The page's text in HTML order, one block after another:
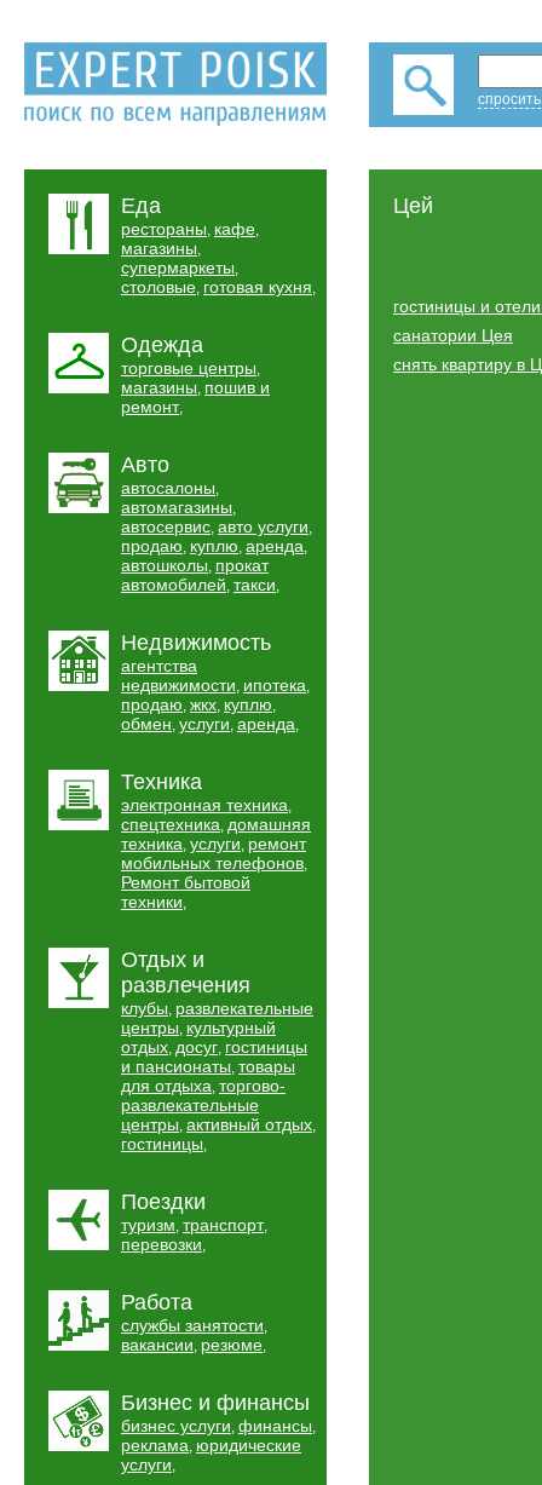
Еда
рестораны, кафе,
магазины,
супермаркеты,
столовые, готовая кухня,
Одежда
торговые центры,
магазины, пошив и
ремонт,
Авто
автосалоны,
автомагазины,
автосервис, авто услуги,
продаю, куплю, аренда,
автошколы, прокат
автомобилей, такси,
Недвижимость
агентства
недвижимости, ипотека,
продаю, жкх, куплю,
обмен, услуги, аренда,
Техника
электронная техника,
спецтехника, домашняя
техника, услуги, ремонт
мобильных телефонов,
Ремонт бытовой
техники,
Отдых и
развлечения
клубы, развлекательные
центры, культурный
отдых, досуг, гостиницы
и пансионаты, товары
для отдыха, торгово-
развлекательные
центры, активный отдых,
гостиницы,
Поездки
туризм, транспорт,
перевозки,
Работа
службы занятости,
вакансии, резюме,
Бизнес и финансы
бизнес услуги, финансы,
реклама, юридические
услуги,
Цей
гостиницы и
санатории Цея
снять квартиру в